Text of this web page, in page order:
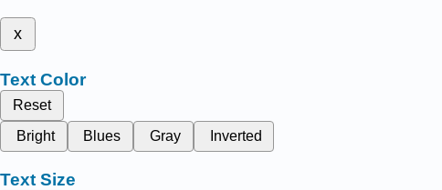
x
Text Color
Reset
Bright
Blues Gray Inverted
Text Size